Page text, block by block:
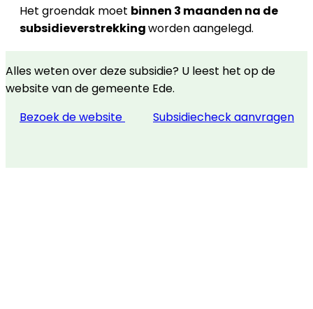
Het groendak moet binnen 3 maanden na de
subsidieverstrekkingworden aangelegd.
Alles weten over deze subsidie? U leest het op de
website van de gemeente Ede.
Bezoek de website
Subsidiecheck aanvragen